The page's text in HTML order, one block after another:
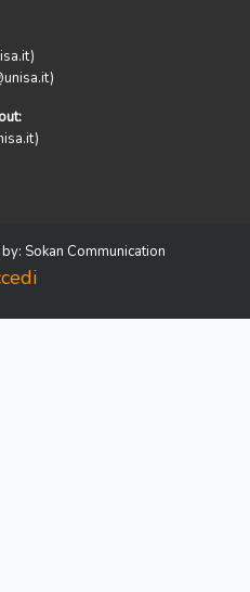
Sokan Communication